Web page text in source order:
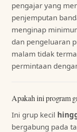
pengajar yang
penjemputan
menginap
dan pengeluaran
malam tidak
permintaan
Apakah ini program
Ini grup kecil
bergabung pada